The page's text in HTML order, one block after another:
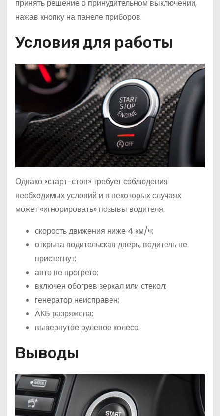
принять решение о принудительном выключении,
нажав кнопку на панеле приборов.
Условия для работы
Однако «старт-стоп» требует соблюдения
необходимых условий и в некоторых случаях
может «игнорировать» позывы водителя:
скорость движения ниже 4 км/ч;
открыта водительская дверь, водитель не
пристегнут;
авто не прогрето;
включен обогрев зеркал или стекол;
генератор неисправен;
АКБ разряжена;
вывернутое рулевое колесо.
Выводы